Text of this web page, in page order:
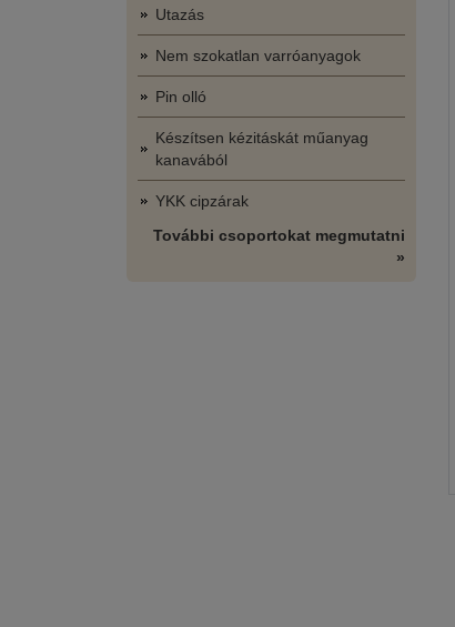
Utazás
Nem szokatlan varróanyagok
Pin olló
Készítsen kézitáskát műanyag
kanavából
YKK cipzárak
További csoportokat megmutatni
»